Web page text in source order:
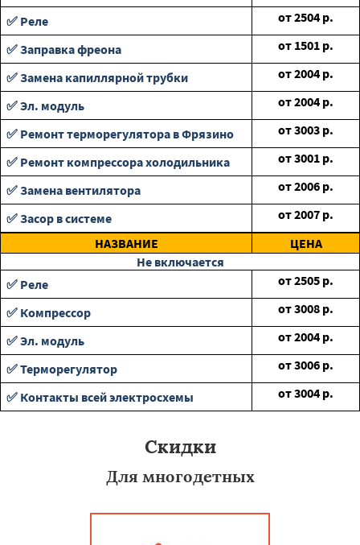
✅ Реле
от2504 р.
✅ Заправка фреона
от 1501 р.
✅ Замена капиллярной трубки
от2004 р.
✅ Эл. модуль
от2004 р.
✅ Ремонт терморегулятора в Фрязино
от3003 р.
✅ Ремонт компрессора холодильника
от3001 р.
✅ Замена вентилятора
от2006 р.
✅ Засор в системе
от2007 р.
НАЗВАНИЕ
ЦЕНА
Не включается
✅ Реле
от2505 р.
✅ Компрессор
от3008 р.
✅ Эл. модуль
от2004 р.
✅ Терморегулятор
от3006 р.
✅ Контакты всей электросхемы
от3004 р.
Скидки
Для многодетных